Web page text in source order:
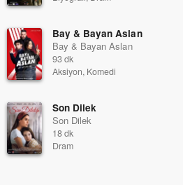
Bay & Bayan Aslan
Bay & Bayan Aslan
93 dk
Aksiyon, Komedi
Son Dilek
Son Dilek
18 dk
Dram